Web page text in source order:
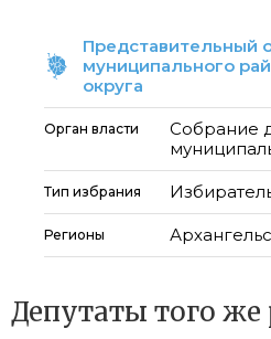
Представительный
муниципального
округа
Орган власти
Собрание
Тип избрания
Регионы
Депутаты того же